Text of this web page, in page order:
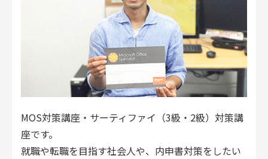
MOS対策講座・サーティファイ（3級・2級）対策講
座です。
就職や転職を目指す社会人や、内申書対策をしたい